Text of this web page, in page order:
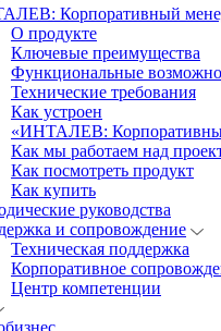
Корпоративный
О продукте
Ключевые преимущества
Функциональные
Технические требования
Как устроен
«ИНТАЛЕВ:
Как мы работаем над
Как посмотреть продукт
Как купить
руководства
и сопровождение
Техническая поддержка
Корпоративное
Центр компетенции